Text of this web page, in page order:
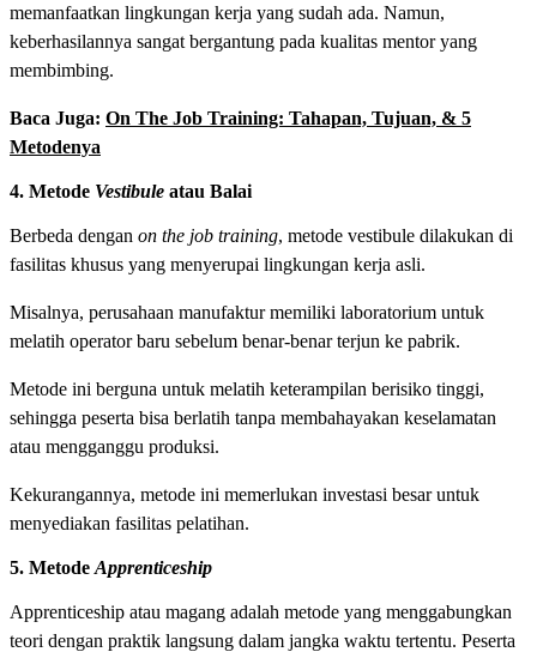
memanfaatkan lingkungan kerja yang sudah ada. Namun,
keberhasilannya sangat bergantung pada kualitas mentor yang
membimbing.
Baca Juga: On The Job Training: Tahapan, Tujuan, & 5
Metodenya
4. Metode Vestibule atau Balai
Berbeda dengan on the job training, metode vestibule dilakukan di
fasilitas khusus yang menyerupai lingkungan kerja asli.
Misalnya, perusahaan manufaktur memiliki laboratorium untuk
melatih operator baru sebelum benar-benar terjun ke pabrik.
Metode ini berguna untuk melatih keterampilan berisiko tinggi,
sehingga peserta bisa berlatih tanpa membahayakan keselamatan
atau mengganggu produksi.
Kekurangannya, metode ini memerlukan investasi besar untuk
menyediakan fasilitas pelatihan.
5. Metode Apprenticeship
Apprenticeship atau magang adalah metode yang menggabungkan
teori dengan praktik langsung dalam jangka waktu tertentu. Peserta